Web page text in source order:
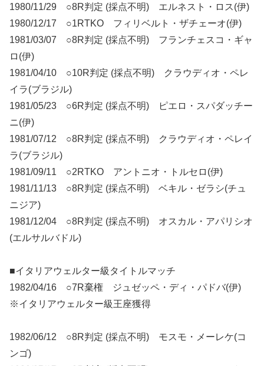
1980/11/29 ○8R判定 (採点不明) エルネスト・ロス(伊)
1980/12/17 ○1RTKO フィリベルト・ザチェーオ(伊)
1981/03/07 ○8R判定 (採点不明) フランチェスコ・ギャ
ロ(伊)
1981/04/10 ○10R判定 (採点不明) クラウディオ・ペレ
イラ(ブラジル)
1981/05/23 ○6R判定 (採点不明) ピエロ・スパダッチー
ニ(伊)
1981/07/12 ○8R判定 (採点不明) クラウディオ・ペレイ
ラ(ブラジル)
1981/09/11 ○2RTKO アントニオ・トルセロ(伊)
1981/11/13 ○8R判定 (採点不明) ベキル・ゼラシ(チュ
ニジア)
1981/12/04 ○8R判定 (採点不明) オスカル・アパリシオ
(エルサルバドル)
■イタリアウェルター級タイトルマッチ
1982/04/16 ○7R棄権 ジュゼッペ・ディ・パドバ(伊)
※イタリアウェルター級王座獲得
1982/06/12 ○8R判定 (採点不明) モスモ・メーレケ(コ
ンゴ)